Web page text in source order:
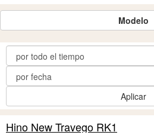
Modelo
Aplicar
Hino New Travego RK1